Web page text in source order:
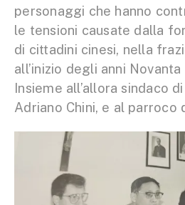
personaggi che hanno
le tensioni causate dalla
di cittadini cinesi, nella
all’inizio degli anni
Insieme all’allora sindaco
Adriano Chini, e al parroco